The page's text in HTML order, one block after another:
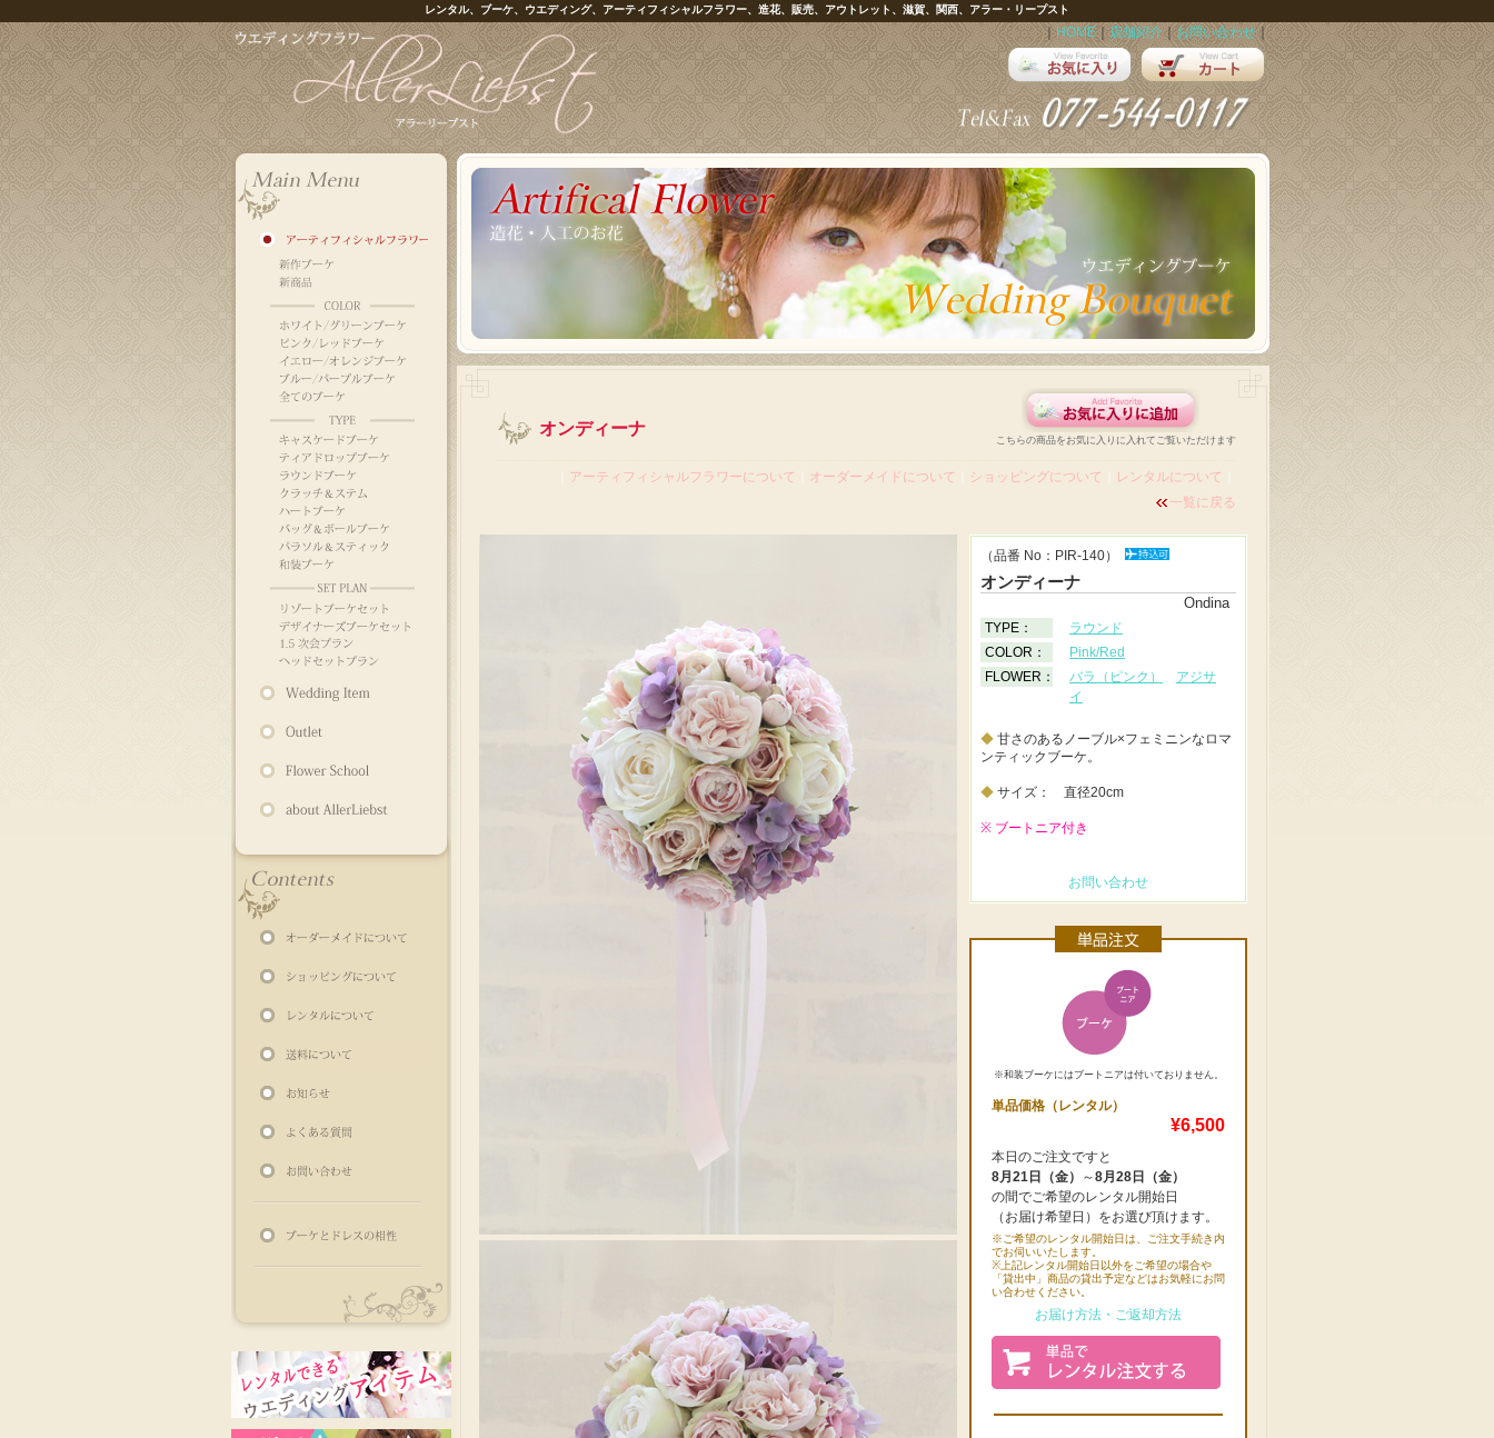
レンタル、ブーケ、ウエディング、アーティフィシャルフラワー、造花、販売、アウトレット、滋賀、関西、アラー・リープスト
｜ HOME｜ 店舗紹介 ｜お問い合わせ｜
こちらの商品をお気に入りに入れてご覧いただけます
オンディーナ
アーティフィシャルフラワーについて オーダーメイドについて ショッピングについて レンタルについて
一覧に戻る
（品番 No：PIR‐140）
オンディーナ
Ondina
TYPE：
ラウンド
COLOR：
Pink/Red
FLOWER：
バラ（ピンク）
アジサ
イ
◆ 甘さのあるノーブル×フェミニンなロマ
ンティックブーケ。
◆ サイズ： 直径20cm
※ ブートニア付き
お問い合わせ
※和装ブーケにはブートニアは付いておりません。
単品価格（レンタル）
¥6,500
本日のご注文ですと
8月21日（金）
～8月28日（金）
の間でご希望のレンタル開始日
（お届け希望日）をお選び頂けます。
※ご希望のレンタル開始日は、ご注文手続き内
でお伺いいたします。
※上記レンタル開始日以外をご希望の場合や
「貸出中」商品の貸出予定などはお気軽にお問
い合わせください。
お届け方法・ご返却方法